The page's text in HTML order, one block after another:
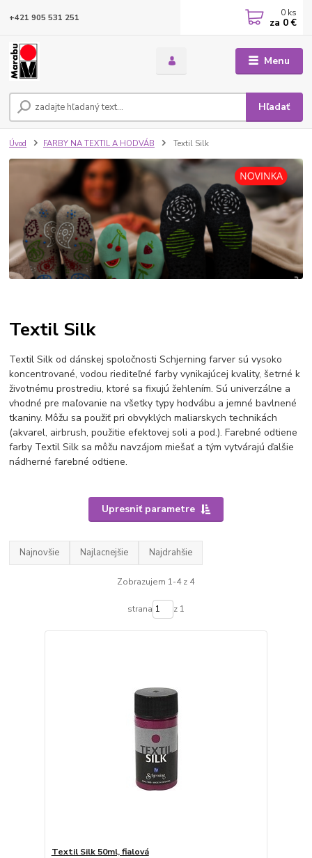
Menu
Hľadať
+421 905 531 251 0 ks
za 0 €
Úvod FARBY NA TEXTIL A HODVÁB Textil Silk
Textil Silk
Textil Silk od dánskej spoločnosti Schjerning farver sú vysoko
koncentrované, vodou riediteľné farby vynikajúcej kvality, šetrné k
životnému prostrediu, ktoré sa fixujú žehlením. Sú univerzálne a
vhodné pre maľovanie na všetky typy hodvábu a jemné bavlnené
tkaniny. Môžu sa použiť pri obvyklých maliarskych technikách
(akvarel, airbrush, použitie efektovej soli a pod.). Farebné odtiene
farby Textil Silk sa môžu navzájom miešať a tým vytvárajú ďalšie
nádherné farebné odtiene.
Upresniť parametre
Najnovšie Najlacnejšie Najdrahšie
Zobrazujem 1-4 z 4
strana z 1
Textil Silk 50ml, fialová